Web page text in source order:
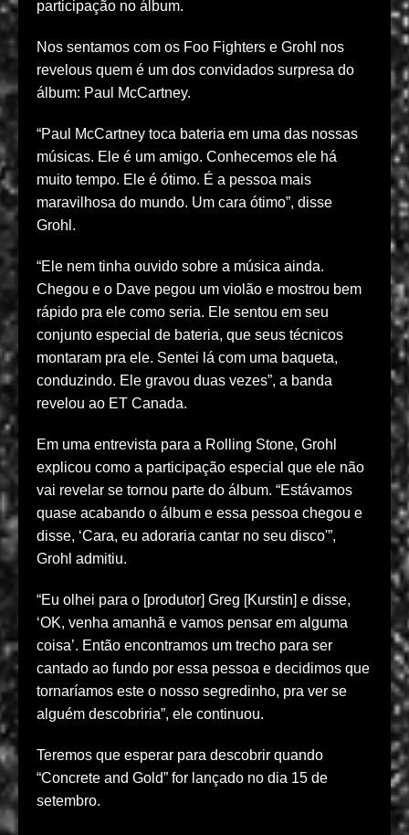
participação no álbum.
Nos sentamos com os Foo Fighters e Grohl nos
revelous quem é um dos convidados surpresa do
álbum: Paul McCartney.
“Paul McCartney toca bateria em uma das nossas
músicas. Ele é um amigo. Conhecemos ele há
muito tempo. Ele é ótimo. É a pessoa mais
maravilhosa do mundo. Um cara ótimo”, disse
Grohl.
“Ele nem tinha ouvido sobre a música ainda.
Chegou e o Dave pegou um violão e mostrou bem
rápido pra ele como seria. Ele sentou em seu
conjunto especial de bateria, que seus técnicos
montaram pra ele. Sentei lá com uma baqueta,
conduzindo. Ele gravou duas vezes”, a banda
revelou ao ET Canada.
Em uma entrevista para a Rolling Stone, Grohl
explicou como a participação especial que ele não
vai revelar se tornou parte do álbum. “Estávamos
quase acabando o álbum e essa pessoa chegou e
disse, ‘Cara, eu adoraria cantar no seu disco'”,
Grohl admitiu.
“Eu olhei para o [produtor] Greg [Kurstin] e disse,
‘OK, venha amanhã e vamos pensar em alguma
coisa’. Então encontramos um trecho para ser
cantado ao fundo por essa pessoa e decidimos que
tornaríamos este o nosso segredinho, pra ver se
alguém descobriria”, ele continuou.
Teremos que esperar para descobrir quando
“Concrete and Gold” for lançado no dia 15 de
setembro.